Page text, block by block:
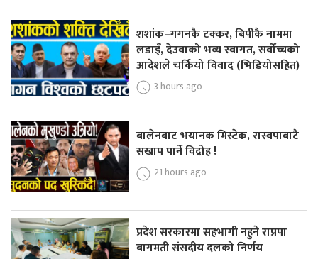
शशांक–गगनकै टक्कर, बिपीकै नाममा
लडाइँ, देउवाको भव्य स्वागत, सर्वोच्चको
आदेशले चर्कियो विवाद (भिडियोसहित)
3 hours ago
बालेनबाट भयानक मिस्टेक, रास्वपाबाटै
सखाप पार्ने विद्रोह !
21 hours ago
प्रदेश सरकारमा सहभागी नहुने राप्रपा
बागमती संसदीय दलको निर्णय